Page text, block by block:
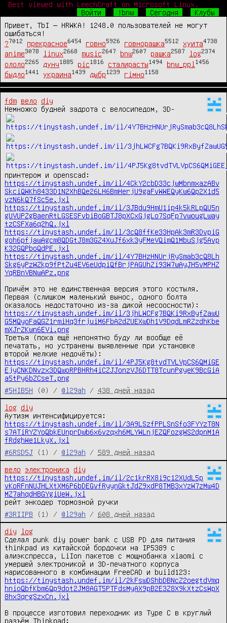
Best viewed with LeechCraft on Microsoft Linux.
Войти
!bnw Сегодня
Клубы
Привет, TbI — HRWKA! 1248.0 пользователей не могут
ошибаться!
?7012 прекрасное6454 говно5926 говнорашка5512 хуита4738
anime3078 linux2668 music2647 bnw2607 рашка2587 log2374
ололо2265 дунч1885 pic1816 сталирасты1494 bnw_ppl 1456
быдло1441 украина1439 дыбр1239 гімно1158
fdm вело
diy
Немножко будней задрота с велосипедом, 3D-
https://tinystash.undef.im/il/4CkY2cbD33cjwMbnmxazABv
SkciQWKh8433D1N2XhBQe26LH6BmHerjU9gaFvWWEQyKw6Qp2X1d5
vzN6kQ7fSc5e.jxl
https://tinystash.undef.im/il/3JBdu9HmU1ip4k5kRLpQU5n
gUVUPZgBaenRtLGSESFvbiBoGBTJ8pXCxGjgLo7SqFp7vwougLway
tzCSFXa6q2hQ.jxl
https://tinystash.undef.im/il/3cQ8ffKe33HpAk3mR3DvpiG
goh6pfjawAgcm8QDGtJ8m3GZ4XuJf6xk3yFMeVQimQ1MbuSjg5Avp
K32GQPboQdPE.jxl
https://tinystash.undef.im/il/4Y7BHzHNUrjRySmab3cQ8Lh
Skg6yPzWZkp9fPtZu4EV6eUdpiQfBrjPAGUhZi93W7wAyJH5vMPHZ
YqRBnVBNwAPz.png
Причём это не единственная версия этого костыля.
Первая (слишком маленький вынос, одного болта
https://tinystash.undef.im/il/3jhLWCFg7BQKi9RxByfZawU
G5MQyoFaQGZ1rmiHq3frjuiM6FbA2dZUEXwDh1V9DqdLmRZzdhKbe
mXJrZKwn6EVi.png
Третья (пока ещё непонятно буду ли вообще её
печатать, но устранены выявленные при установке
https://tinystash.undef.im/il/4PJ5Kg8tvdTVLVpCS6QMiGE
EjyCNKDNvzx3DQwoRPBHRh4iCZJJonzVJ6DTT8TcunPgyeK9BcGiA
a5tPy6bZCseT.png
#5HIB5H
(0) / @l29ah / 438 дней назад
log
diy
https://tinystash.undef.im/il/3A9LSzfPPLSnSfo3FYYzT8N
s7ATiRYZYoQbkEUnprDwb6x6vzqxh6MLYWLnjEZQFozgWS2dpnM1A
fRdghWe1LkyX.jxl
#6RSD5J
(1) / @l29ah / 589 дней назад
вело электроника
diy
https://tinystash.undef.im/il/2c1krRX8i9c12XUdL5p
vKoRFnNUJHLXtXM6P6bDEGvfRyynGktJdZ9xdP8TMB3xYzW7zMw4D
MZ7ahqdHBGYgiUeW.jxl
рейт энкодер тормозной ручки
#3RIIPB
(1) / @l29ah / 608 дней назад
diy
log
Сделал punk diy power bank с USB PD для питания
thinkpad из китайской бордочки на IP5389 с
алиэкспресса, LiIon пакетов с мощнобанка xiaomi с
умершей электроникой и 3D-печатного корпуса
https://tinystash.undef.im/il/2kFswDShbDBNcZ2oegtdVmq
hnioQbfKbm6Qp9dot2JM8AGT5PTFdsMyAX9pB2E3Z8X9kXtzCsWpX
8hx3qrgSzxCn.jxl
В процессе изготовил переходник из Type C в круглый